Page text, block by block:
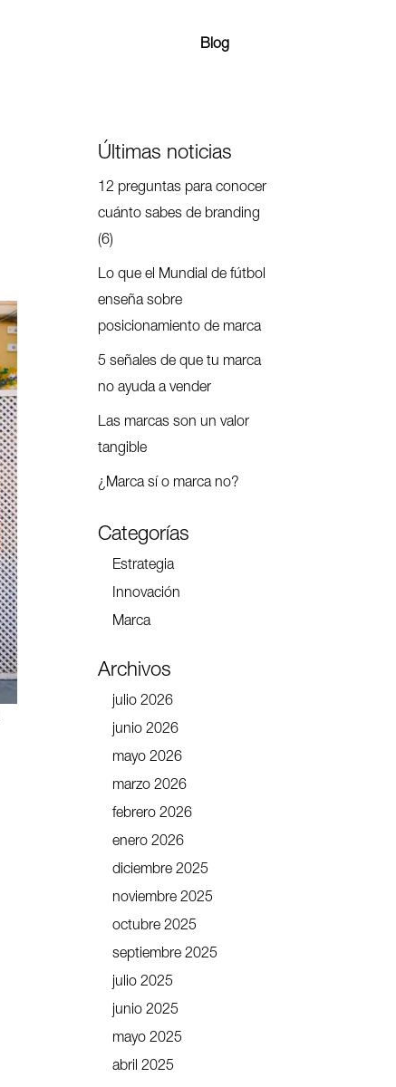
Blog
Últimas noticias
12 preguntas para conocer
cuánto sabes de branding
(6)
Lo que el Mundial de fútbol
enseña sobre
posicionamiento de marca
5 señales de que tu marca
no ayuda a vender
Las marcas son un valor
tangible
¿Marca sí o marca no?
Categorías
Estrategia
Innovación
Marca
Archivos
julio 2026
junio 2026
mayo 2026
marzo 2026
febrero 2026
enero 2026
diciembre 2025
noviembre 2025
octubre 2025
septiembre 2025
julio 2025
junio 2025
mayo 2025
abril 2025